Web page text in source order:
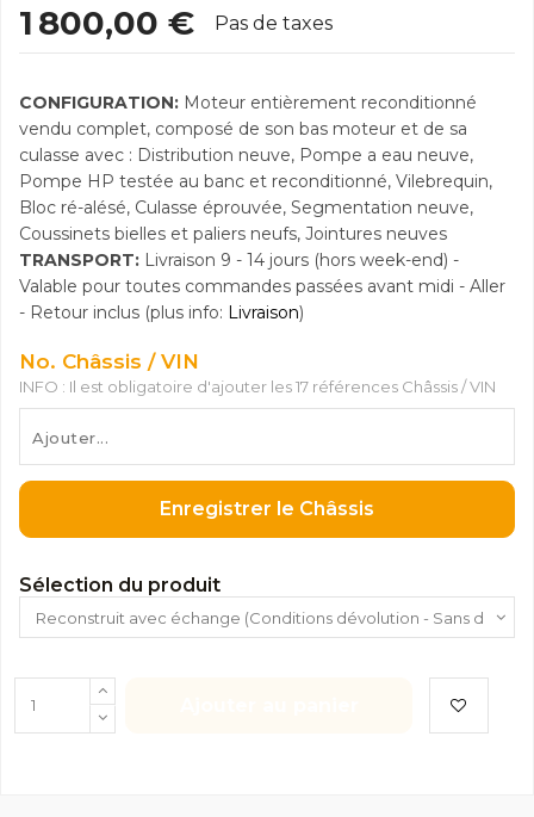
1 800,00 € Pas de taxes
CONFIGURATION: Moteur entièrement reconditionné
vendu complet, composé de son bas moteur et de sa
culasse avec : Distribution neuve, Pompe a eau neuve,
Pompe HP testée au banc et reconditionné, Vilebrequin,
Bloc ré-alésé, Culasse éprouvée, Segmentation neuve,
Coussinets bielles et paliers neufs, Jointures neuves
TRANSPORT: Livraison 9 - 14 jours (hors week-end) -
Valable pour toutes commandes passées avant midi - Aller
- Retour inclus (plus info: Livraison)
No. Châssis / VIN
INFO : Il est obligatoire d'ajouter les 17 références Châssis / VIN
Enregistrer le Châssis
Sélection du produit